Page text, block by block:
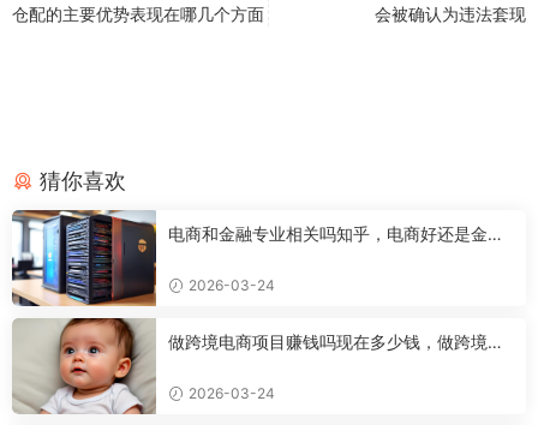
仓配的主要优势表现在哪几个方面
会被确认为违法套现
猜你喜欢
电商和金融专业相关吗知乎，电商好还是金融
2026-03-24
做跨境电商项目赚钱吗现在多少钱，做跨境电
2026-03-24